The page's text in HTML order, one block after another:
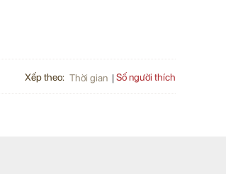
Xếp theo: Thời gian Số người thích